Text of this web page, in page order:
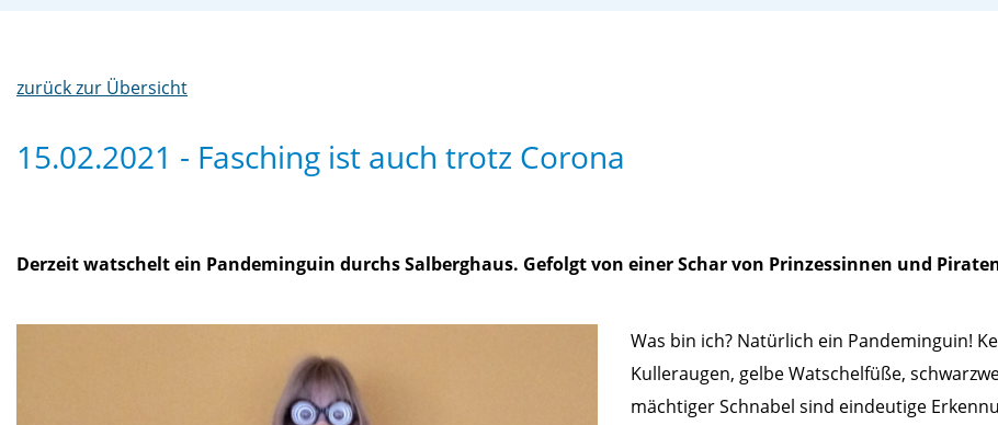
zurück zur Übersicht
15.02.2021 - Fasching ist auch trotz Corona
Derzeit watschelt ein Pandeminguin durchs Salberghaus. Gefolgt von einer Schar von Prinzessinnen und
Was bin ich? Natürlich ein Pandeminguin!
Kulleraugen, gelbe Watschelfüße,
mächtiger Schnabel sind eindeutige